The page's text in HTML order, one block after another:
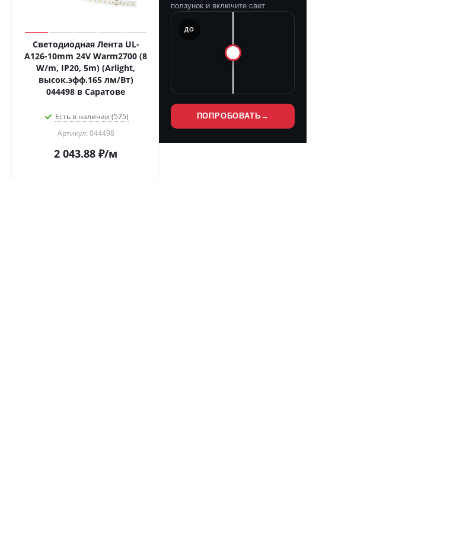
Светодиодная Лента UL-
A126-10mm 24V Warm2700 (8
W/m, IP20, 5m) (Arlight,
высок.эфф.165 лм/Вт)
044498 в Саратове
Есть в наличии (575)
Артикул: 044498
2 043.88 ₽/м
ползунок и включите свет
ДО
ПОПРОБОВАТЬ →